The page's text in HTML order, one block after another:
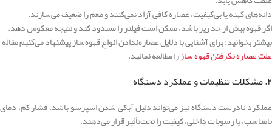
دانه‌های کهنه یا بی‌کیفیت، عصاره کافی آزاد نمی‌کنند و طعم را ضعیف می‌سازند.
اگر قهوه بیش از حد ریز باشد، ممکن است فیلتر را مسدود کند و نتیجه معکوس دهد.
بیشتر بخوانید: برای آشنایی با دلایل عصاره‌ندادن انواع قهوه‌ساز پیشنهاد می‌کنیم مقاله
علت عصاره نگرفتن قهوه سازرا مطالعه نمائید.
۲. مشکلات تنظیمات و عملکرد دستگاه
عملکرد نادرست دستگاه نیز می‌تواند دلیل آبکی شدن اسپرسو باشد. فشار کم، دمای
نامناسب، یا رسوبات داخلی، کیفیت را تحت‌تأثیر قرار می‌دهند.